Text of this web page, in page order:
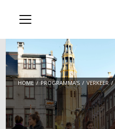
HOME PROGRAMMA'S VERKEER